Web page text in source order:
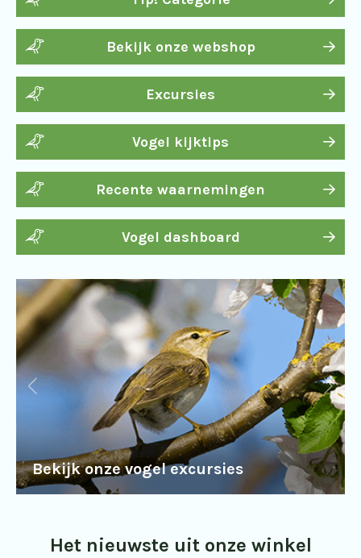
Bekijk onze webshop
Excursies
Vogel kijktips
Recente waarnemingen
Vogel dashboard
Bekijk onze vogel excursies
Het nieuwste uit onze winkel